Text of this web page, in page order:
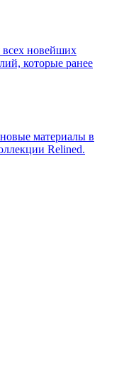
всех новейших
которые ранее
материалы в
Relined.